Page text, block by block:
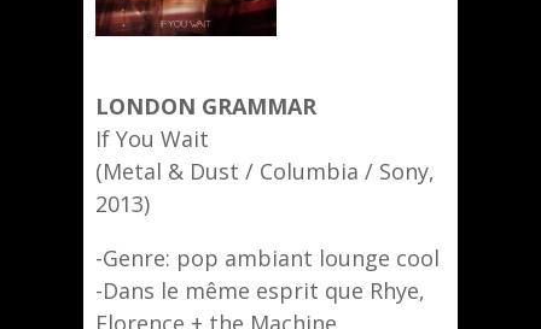
LONDON GRAMMAR
If You Wait
(Metal & Dust / Columbia / Sony,
2013)
-Genre: pop ambiant lounge cool
-Dans le même esprit que Rhye,
Florence + the Machine,